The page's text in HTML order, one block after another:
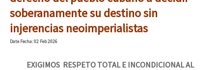
Mundo
EZLN
La Sexta
AutonomÍa y Resistencia
Dia 1: Encontro “Guerra contra a Humanidade”
soberanamente su destino sin
injerencias neoimperialistas
DateFecha: 02 Feb 2026
EXIGIMOS RESPETO TOTAL E INCONDICIONAL AL